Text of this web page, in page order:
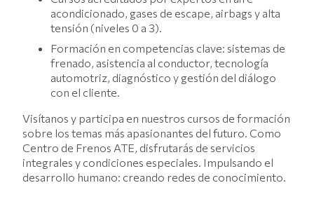
acondicionado, gases de escape, airbags y alta
tensión (niveles 0 a 3).
Formación en competencias clave: sistemas de
frenado, asistencia al conductor, tecnología
automotriz, diagnóstico y gestión del diálogo
con el cliente.
Visítanos y participa en nuestros cursos de formación
sobre los temas más apasionantes del futuro. Como
Centro de Frenos ATE, disfrutarás de servicios
integrales y condiciones especiales. Impulsando el
desarrollo humano: creando redes de conocimiento.